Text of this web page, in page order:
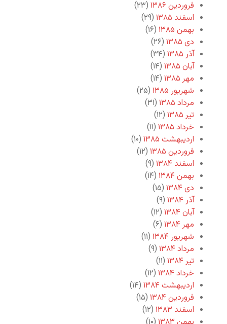
فروردین ۱۳۸۶
(۲۳)
اسفند ۱۳۸۵
(۲۹)
بهمن ۱۳۸۵
(۱۶)
دی ۱۳۸۵
(۲۶)
آذر ۱۳۸۵
(۳۴)
آبان ۱۳۸۵
(۱۴)
مهر ۱۳۸۵
(۱۴)
شهریور ۱۳۸۵
(۲۵)
مرداد ۱۳۸۵
(۳۱)
تیر ۱۳۸۵
(۱۲)
خرداد ۱۳۸۵
(۱۱)
اردیبهشت ۱۳۸۵
(۱۰)
فروردین ۱۳۸۵
(۱۲)
اسفند ۱۳۸۴
(۹)
بهمن ۱۳۸۴
(۱۴)
دی ۱۳۸۴
(۱۵)
آذر ۱۳۸۴
(۹)
آبان ۱۳۸۴
(۱۲)
مهر ۱۳۸۴
(۶)
شهریور ۱۳۸۴
(۱۱)
مرداد ۱۳۸۴
(۹)
تیر ۱۳۸۴
(۱۱)
خرداد ۱۳۸۴
(۱۲)
اردیبهشت ۱۳۸۴
(۱۴)
فروردین ۱۳۸۴
(۱۵)
اسفند ۱۳۸۳
(۱۲)